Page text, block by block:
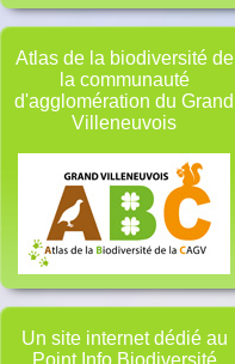
Atlas de la biodiversité de
la communauté
d'agglomération du Grand
Villeneuvois
Un site internet dédié au